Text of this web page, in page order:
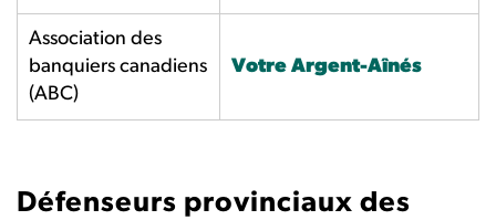
Association des
banquiers canadiens
(ABC)
Votre Argent-Aînés
Défenseurs provinciaux des